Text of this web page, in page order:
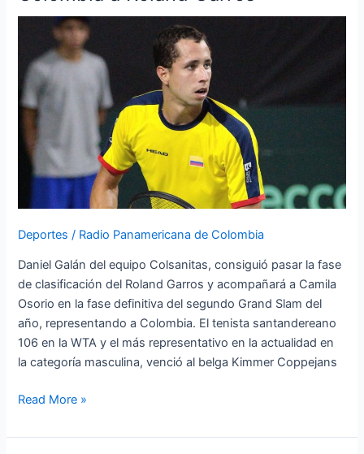
Deportes / Radio Panamericana de Colombia
Daniel Galán del equipo Colsanitas, consiguió pasar la fase
de clasificación del Roland Garros y acompañará a Camila
Osorio en la fase definitiva del segundo Grand Slam del
año, representando a Colombia. El tenista santandereano
106 en la WTA y el más representativo en la actualidad en
la categoría masculina, venció al belga Kimmer Coppejans
también
clasificó
Colombia
Roland
Read More »